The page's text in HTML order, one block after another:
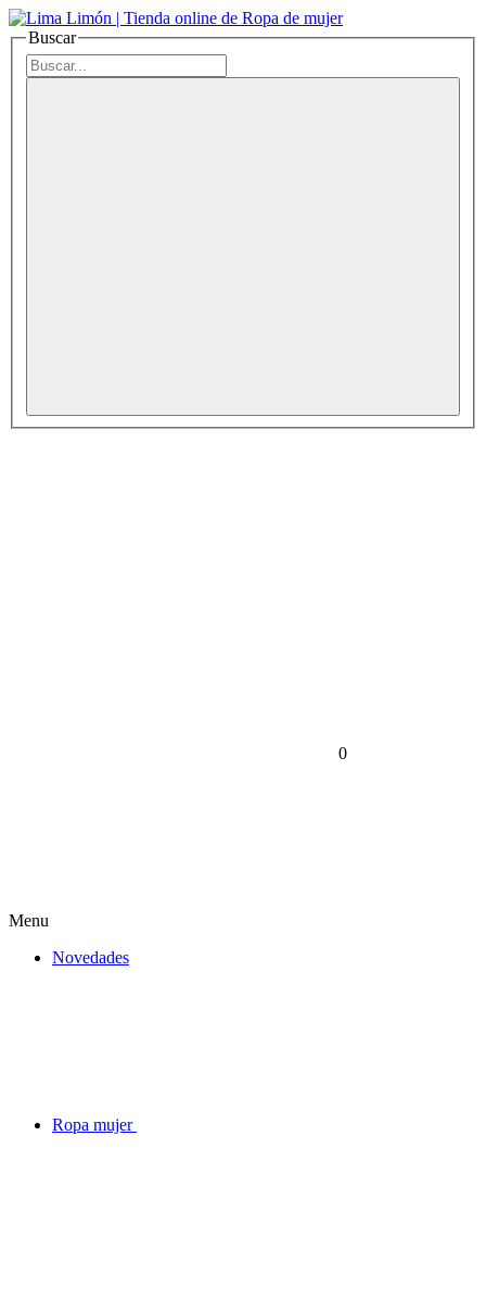
Buscar
0
Menu
Novedades
Ropa mujer